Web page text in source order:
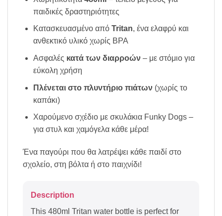
παιδικές δραστηριότητες
Κατασκευασμένο από Tritan, ένα ελαφρύ και
ανθεκτικό υλικό χωρίς BPA
Ασφαλές κατά των διαρροών– με στόμιο για
εύκολη χρήση
Πλένεται στο πλυντήριο πιάτων(χωρίς το
καπάκι)
Χαρούμενο σχέδιο με σκυλάκια Funky Dogs –
για στυλ και χαμόγελα κάθε μέρα!
Ένα παγούρι που θα λατρέψει κάθε παιδί στο
σχολείο, στη βόλτα ή στο παιχνίδι!
Description
This 480ml Tritan water bottle is perfect for